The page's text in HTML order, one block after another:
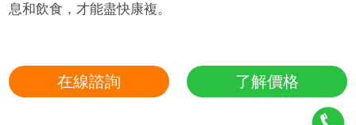
息和飲食，才能盡快康複。
在線諮詢 了解價格